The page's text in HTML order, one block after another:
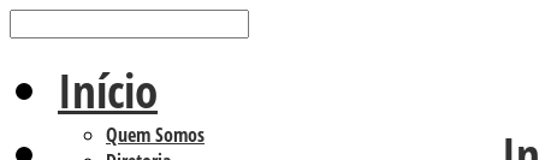
Início
Quem Somos